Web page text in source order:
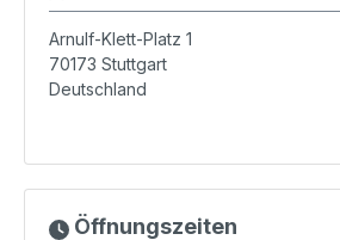
Arnulf-Klett-Platz 1
70173 Stuttgart
Deutschland
Öffnungszeiten